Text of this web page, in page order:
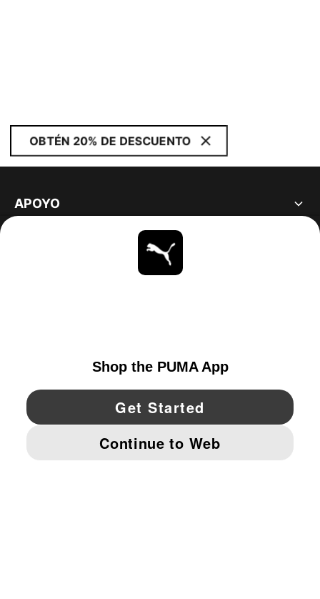
OBTÉN 20% DE DESCUENTO
APOYO
YouTube Twitter Pinterest
IMPRINT AND LEGAL DATA